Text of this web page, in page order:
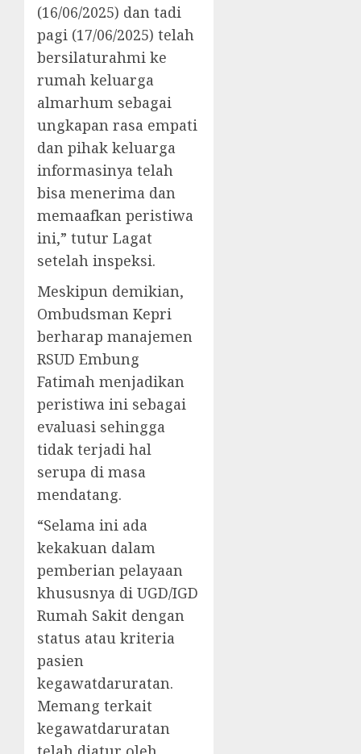
(16/06/2025) dan tadi
pagi (17/06/2025) telah
bersilaturahmi ke
rumah keluarga
almarhum sebagai
ungkapan rasa empati
dan pihak keluarga
informasinya telah
bisa menerima dan
memaafkan peristiwa
ini,” tutur Lagat
setelah inspeksi.
Meskipun demikian,
Ombudsman Kepri
berharap manajemen
RSUD Embung
Fatimah menjadikan
peristiwa ini sebagai
evaluasi sehingga
tidak terjadi hal
serupa di masa
mendatang.
“Selama ini ada
kekakuan dalam
pemberian pelayaan
khususnya di UGD/IGD
Rumah Sakit dengan
status atau kriteria
pasien
kegawatdaruratan.
Memang terkait
kegawatdaruratan